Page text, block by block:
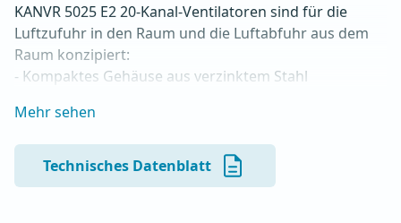
KANVR 5025 E2 20-Kanal-Ventilatoren sind für die
Luftzufuhr in den Raum und die Luftabfuhr aus dem
Raum konzipiert:
- Kompaktes Gehäuse aus verzinktem Stahl
- Für Dauerbetrieb mit Temperaturen bis 60 °C
- Direkte Montage am Kanal über den 20mm-Flansch
am Gehäuse
- Laufrad mit rückwärtsgekrümmten Schaufeln für
Mehr sehen
Technisches Datenblatt